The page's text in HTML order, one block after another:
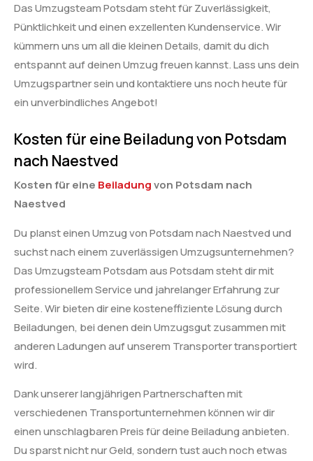
Das Umzugsteam Potsdam steht für Zuverlässigkeit,
Pünktlichkeit und einen exzellenten Kundenservice. Wir
kümmern uns um all die kleinen Details, damit du dich
entspannt auf deinen Umzug freuen kannst. Lass uns dein
Umzugspartner sein und kontaktiere uns noch heute für
ein unverbindliches Angebot!
Kosten für eine Beiladung von Potsdam
nach Naestved
Kosten für eine Beiladungvon Potsdam nach
Naestved
Du planst einen Umzug von Potsdam nach Naestved und
suchst nach einem zuverlässigen Umzugsunternehmen?
Das Umzugsteam Potsdam aus Potsdam steht dir mit
professionellem Service und jahrelanger Erfahrung zur
Seite. Wir bieten dir eine kosteneffiziente Lösung durch
Beiladungen, bei denen dein Umzugsgut zusammen mit
anderen Ladungen auf unserem Transporter transportiert
wird.
Dank unserer langjährigen Partnerschaften mit
verschiedenen Transportunternehmen können wir dir
einen unschlagbaren Preis für deine Beiladung anbieten.
Du sparst nicht nur Geld, sondern tust auch noch etwas